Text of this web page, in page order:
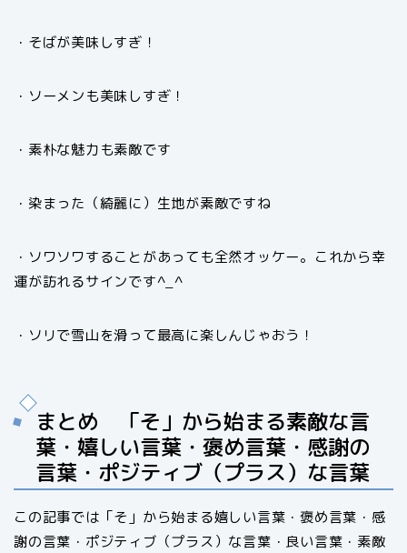
・そばが美味しすぎ！
・ソーメンも美味しすぎ！
・素朴な魅力も素敵です
・染まった（綺麗に）生地が素敵ですね
・ソワソワすることがあっても全然オッケー。これから幸
運が訪れるサインです^_^
・ソリで雪山を滑って最高に楽しんじゃおう！
まとめ 「そ」から始まる素敵な言
葉・嬉しい言葉・褒め言葉・感謝の
言葉・ポジティブ（プラス）な言葉
この記事では「そ」から始まる嬉しい言葉・褒め言葉・感
謝の言葉・ポジティブ（プラス）な言葉・良い言葉・素敵